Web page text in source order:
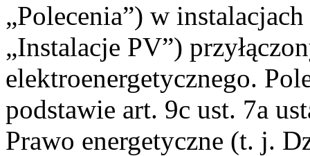
„Polecenia”) w
„Instalacje PV”)
elektroenergetycznego.
podstawie art. 9c ust. 7a
Prawo energetyczne (t. j.